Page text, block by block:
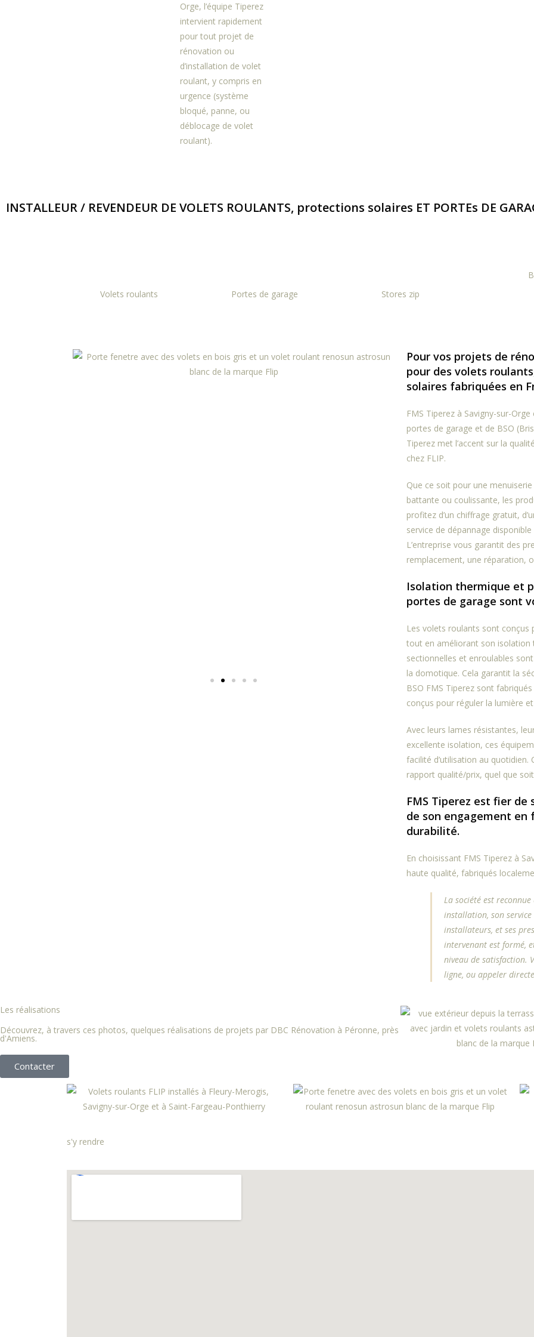
Orge, l’équipe Tiperez
intervient rapidement
pour tout projet de
rénovation ou
d’installation de volet
roulant, y compris en
urgence (système
bloqué, panne, ou
déblocage de volet
roulant).
INSTALLEUR / REVENDEUR DE VOLETS ROULANTS, protections solaires ET PORTEs DE
Volets roulants Portes de garage Stores zip
Pour vos projets de
pour des volets
solaires fabriquées en
FMS Tiperez à Savigny-sur-
portes de garage et de BSO
Tiperez met l’accent sur la
chez FLIP.
Que ce soit pour une
battante ou coulissante, les
profitez d’un chiffrage gratuit,
service de dépannage
L’entreprise vous garantit des
remplacement, une réparation,
Isolation thermique et
portes de garage sont
Les volets roulants sont
tout en améliorant son isolation
sectionnelles et enroulables
la domotique. Cela garantit la
BSO FMS Tiperez sont
conçus pour réguler la lumière
Avec leurs lames résistantes,
excellente isolation, ces
facilité d’utilisation au
rapport qualité/prix, quel que
FMS Tiperez est fier
de son engagement
durabilité.
En choisissant FMS Tiperez à
haute qualité, fabriqués
La société est
installation, son
installateurs, et ses
intervenant est formé,
niveau de satisfaction.
ligne, ou appeler
Les réalisations
Découvrez, à travers ces photos, quelques réalisations de projets par DBC Rénovation à Péronne, près
d'Amiens.
Contacter
s'y rendre